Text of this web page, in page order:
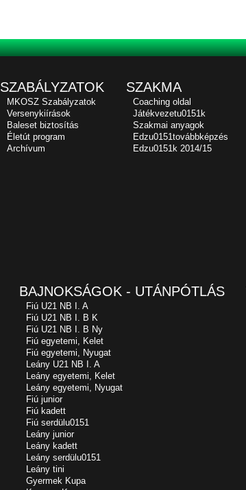
SZABÁLYZATOK
MKOSZ Szabályzatok
Versenykiírások
Baleset biztosítás
Életút program
Archívum
SZAKMA
Coaching oldal
Játékvezetu0151k
Szakmai anyagok
Edzu0151továbbképzés
Edzu0151k 2014/15
BAJNOKSÁGOK - UTÁNPÓTLÁS
Fiú U21 NB I. A
Fiú U21 NB I. B K
Fiú U21 NB I. B Ny
Fiú egyetemi, Kelet
Fiú egyetemi, Nyugat
Leány U21 NB I. A
Leány egyetemi, Kelet
Leány egyetemi, Nyugat
Fiú junior
Fiú kadett
Fiú serdülu0151
Leány junior
Leány kadett
Leány serdülu0151
Leány tini
Gyermek Kupa